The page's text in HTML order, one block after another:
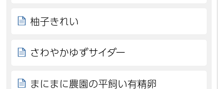
柚子きれい
さわやかゆずサイダー
まにまに農園の平飼い有精卵